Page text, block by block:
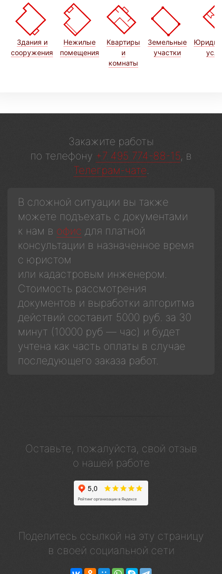
Здания и
сооружения
Нежилые
помещения
Квартиры
и
комнаты
Земельные
участки
Закажите работы
по телефону +7 495 774-88-15, в
Телеграм-чате.
В сложной ситуации вы также
можете подъехать с документами
к нам в офис для платной
консультации в назначенное время
с юристом
или кадастровым инженером.
Стоимость рассмотрения
документов и выработки алгоритма
действий составит 5000 руб. за 30
минут (10000 руб — час) и будет
учтена как часть оплаты в случае
последующего заказа работ.
Оставьте, пожалуйста, свой отзыв
о нашей работе
Поделитесь ссылкой на эту страницу
в своей социальной сети